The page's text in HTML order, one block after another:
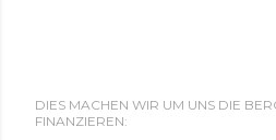
DIES MACHEN WIR UM UNS DIE
FINANZIEREN: